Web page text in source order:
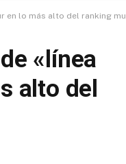
en lo más alto del ranking
«línea
alto del